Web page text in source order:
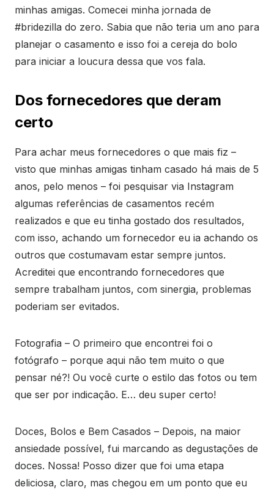
minhas amigas. Comecei minha jornada de
#bridezilla do zero. Sabia que não teria um ano para
planejar o casamento e isso foi a cereja do bolo
para iniciar a loucura dessa que vos fala.
Dos fornecedores que deram
certo
Para achar meus fornecedores o que mais fiz –
visto que minhas amigas tinham casado há mais de 5
anos, pelo menos – foi pesquisar via Instagram
algumas referências de casamentos recém
realizados e que eu tinha gostado dos resultados,
com isso, achando um fornecedor eu ia achando os
outros que costumavam estar sempre juntos.
Acreditei que encontrando fornecedores que
sempre trabalham juntos, com sinergia, problemas
poderiam ser evitados.
Fotografia – O primeiro que encontrei foi o
fotógrafo – porque aqui não tem muito o que
pensar né?! Ou você curte o estilo das fotos ou tem
que ser por indicação. E… deu super certo!
Doces, Bolos e Bem Casados – Depois, na maior
ansiedade possível, fui marcando as degustações de
doces. Nossa! Posso dizer que foi uma etapa
deliciosa, claro, mas chegou em um ponto que eu